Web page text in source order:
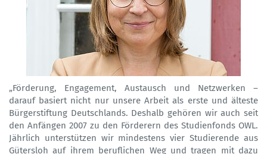
„Förderung, Engagement, Austausch und Netzwerken –
darauf basiert nicht nur unsere Arbeit als erste und älteste
Bürgerstiftung Deutschlands. Deshalb gehören wir auch seit
den Anfängen 2007 zu den Förderern des Studienfonds OWL.
Jährlich unterstützen wir mindestens vier Studierende aus
Gütersloh auf ihrem beruflichen Weg und tragen mit dazu